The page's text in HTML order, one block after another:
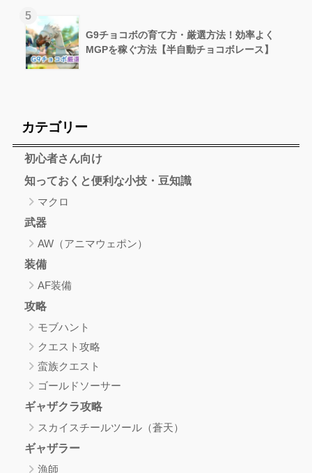
5
G9チョコボの育て方・厳選方法！効率よく
MGPを稼ぐ方法【半自動チョコボレース】
カテゴリー
初心者さん向け
知っておくと便利な小技・豆知識
マクロ
武器
AW（アニマウェポン）
装備
AF装備
攻略
モブハント
クエスト攻略
蛮族クエスト
ゴールドソーサー
ギャザクラ攻略
スカイスチールツール（蒼天）
ギャザラー
漁師